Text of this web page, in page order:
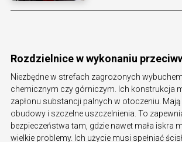
Rozdzielnice w wykonaniu
Niezbędne w strefach zagrożonych
chemicznym czy górniczym. Ich konstrukcja
zapłonu substancji palnych w otoczeniu.
obudowy i szczelne uszczelnienia. To
bezpieczeństwa tam, gdzie nawet mała iskra
wielkie problemy. Ich użycie musi spełniać